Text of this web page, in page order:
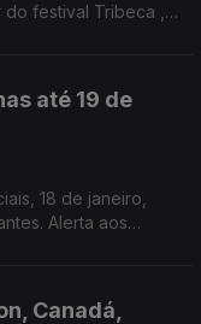
festival Tribeca ,
até 19 de
18 de janeiro,
Alerta aos
Canadá,